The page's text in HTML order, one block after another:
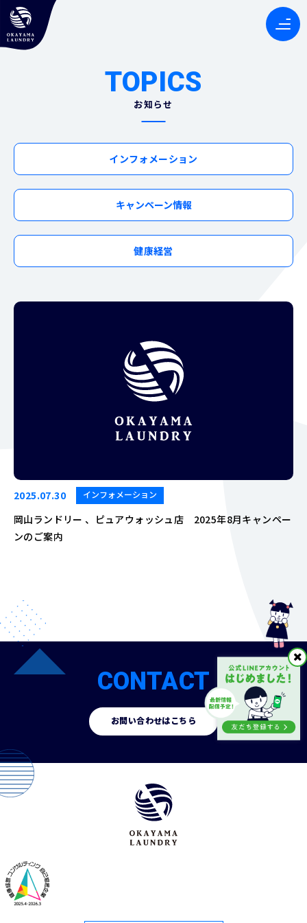
TOPICS
お知らせ
インフォメーション
キャンペーン情報
健康経営
2025.07.30 インフォメーション
岡山ランドリー 、ピュアウォッシュ店 2025年8月キャンペー
ンのご案内
CONTACT
お問い合わせはこちら